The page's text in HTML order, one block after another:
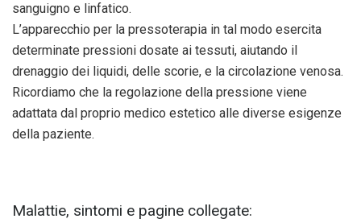
sanguigno e linfatico.
L’apparecchio per la pressoterapia in tal modo esercita
determinate pressioni dosate ai tessuti, aiutando il
drenaggio dei liquidi, delle scorie, e la circolazione venosa.
Ricordiamo che la regolazione della pressione viene
adattata dal proprio medico estetico alle diverse esigenze
della paziente.
Malattie, sintomi e pagine collegate: